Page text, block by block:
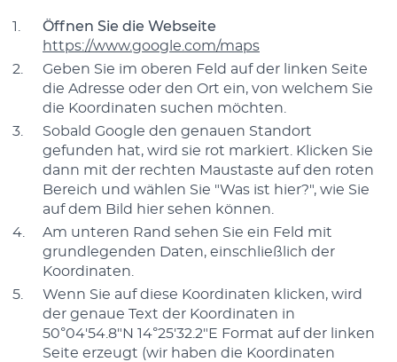
Öffnen Sie die Webseite
https://www.google.com/maps
Geben Sie im oberen Feld auf der linken Seite
die Adresse oder den Ort ein, von welchem Sie
die Koordinaten suchen möchten.
Sobald Google den genauen Standort
gefunden hat, wird sie rot markiert. Klicken Sie
dann mit der rechten Maustaste auf den roten
Bereich und wählen Sie "Was ist hier?", wie Sie
auf dem Bild hier sehen können.
Am unteren Rand sehen Sie ein Feld mit
grundlegenden Daten, einschließlich der
Koordinaten.
Wenn Sie auf diese Koordinaten klicken, wird
der genaue Text der Koordinaten in
50°04'54.8"N 14°25'32.2"E Format auf der linken
Seite erzeugt (wir haben die Koordinaten